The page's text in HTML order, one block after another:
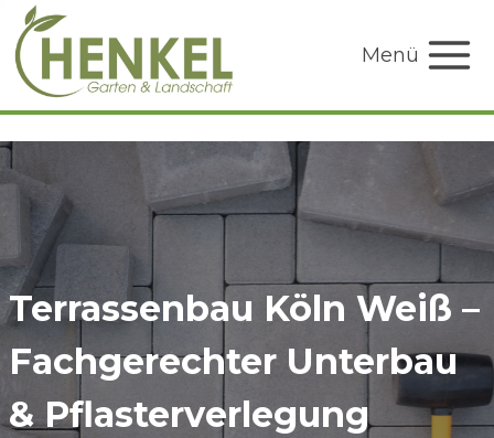
Zum
Inhalt
springen
Menü
Terrassenbau Köln Weiß –
Fachgerechter Unterbau
& Pflasterverlegung